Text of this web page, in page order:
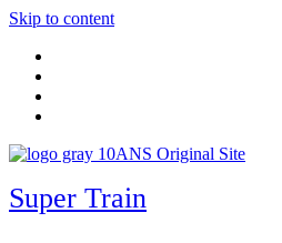
Skip to content
Super Train